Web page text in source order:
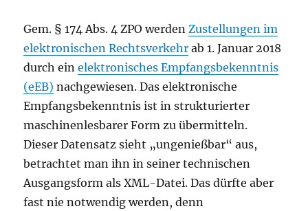
Gem. § 174 Abs. 4 ZPO werden Zustellungen im
elektronischen Rechtsverkehr ab 1. Januar 2018
durch einelektronisches Empfangsbekenntnis
(eEB) nachgewiesen. Das elektronische
Empfangsbekenntnis ist in strukturierter
maschinenlesbarer Form zu übermitteln.
Dieser Datensatz sieht „ungenießbar“ aus,
betrachtet man ihn in seiner technischen
Ausgangsform als XML-Datei. Das dürfte aber
fast nie notwendig werden, denn